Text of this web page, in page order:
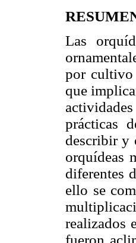
Las
por cultivo
que
prácticas
describir y
orquídeas
diferentes
ello se
realizados
fueron